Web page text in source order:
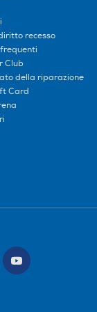
recesso
Club
della riparazione
Card